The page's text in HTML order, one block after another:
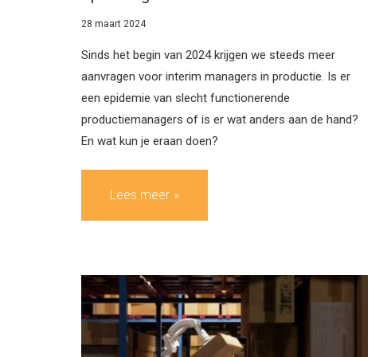
28 maart 2024
Sinds het begin van 2024 krijgen we steeds meer
aanvragen voor interim managers in productie. Is er
een epidemie van slecht functionerende
productiemanagers of is er wat anders aan de hand?
En wat kun je eraan doen?
Lees meer